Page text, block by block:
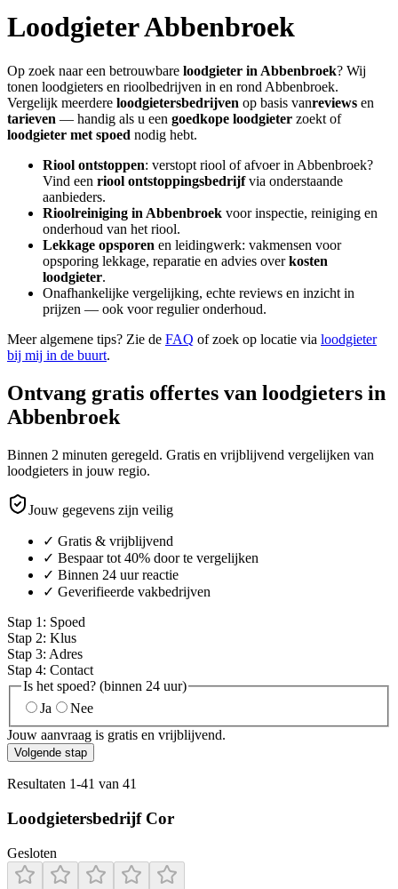
LoodgieterAbbenbroek
Op zoek naar een betrouwbare loodgieter in Abbenbroek? Wij
tonen loodgieters en rioolbedrijven in en rond Abbenbroek.
Vergelijk meerdere loodgietersbedrijven op basis vanreviews en
tarieven — handig als u een goedkope loodgieter zoekt of
loodgieter met spoed nodig hebt.
Riool ontstoppen: verstopt riool of afvoer in Abbenbroek?
Vind een riool ontstoppingsbedrijfvia onderstaande
aanbieders.
Rioolreiniging in Abbenbroek voor inspectie, reiniging en
onderhoud van het riool.
Lekkage opsporen en leidingwerk: vakmensen voor
opsporing lekkage, reparatie en advies overkosten
loodgieter.
Onafhankelijke vergelijking, echte reviews en inzicht in
prijzen — ook voor regulier onderhoud.
Meer algemene tips? Zie de FAQ of zoek op locatie via loodgieter
bij mij in de buurt.
Ontvang gratis offertes van loodgieters in
Abbenbroek
Binnen 2 minuten geregeld. Gratis en vrijblijvend vergelijken van
loodgieters in jouw regio.
Jouw gegevens zijn veilig
✓ Gratis & vrijblijvend
✓ Bespaar tot 40% door te vergelijken
✓ Binnen 24 uur reactie
✓ Geverifieerde vakbedrijven
Stap 1 : Spoed
Stap 2: Klus
Stap 3: Adres
Stap 4: Contact
Is het spoed? (binnen 24 uur)
Ja
Nee
Jouw aanvraag is gratis en vrijblijvend.
Volgende stap
Resultaten 1-41 van 41
Loodgietersbedrijf Cor
Gesloten